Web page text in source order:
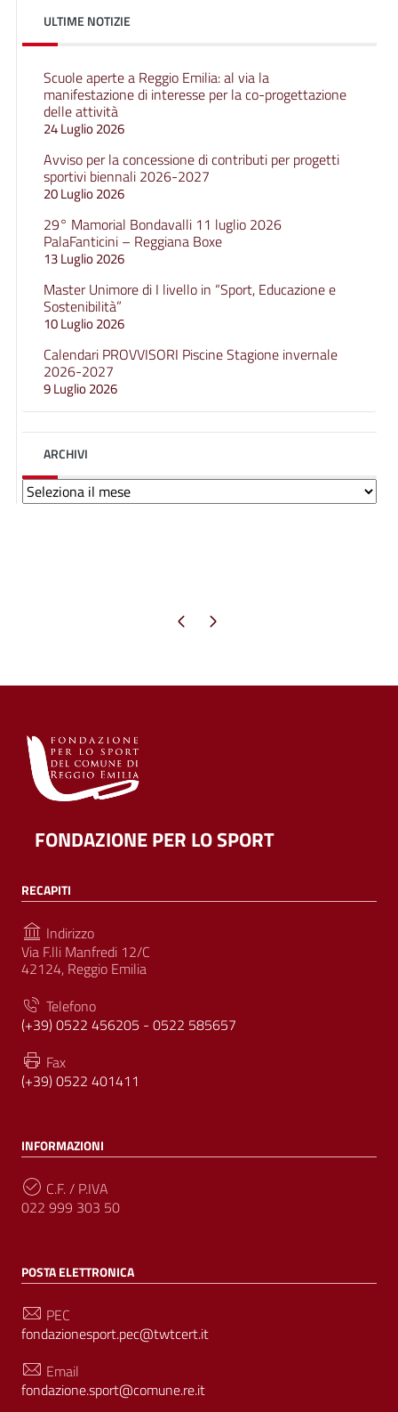
ULTIME NOTIZIE
Scuole aperte a Reggio Emilia: al via la
manifestazione di interesse per la co-progettazione
delle attività
24 Luglio 2026
Avviso per la concessione di contributi per progetti
sportivi biennali 2026-2027
20 Luglio 2026
29° Mamorial Bondavalli 11 luglio 2026
PalaFanticini – Reggiana Boxe
13 Luglio 2026
Master Unimore di I livello in “Sport, Educazione e
Sostenibilità”
10 Luglio 2026
Calendari PROVVISORI Piscine Stagione invernale
2026-2027
9 Luglio 2026
ARCHIVI
Archivi
Pagina precedente
Pagina successiva
FONDAZIONE PER LO SPORT
RECAPITI
Indirizzo
Via F.lli Manfredi 12/C
42124, Reggio Emilia
Telefono
(+39) 0522 456205 - 0522 585657
Fax
(+39) 0522 401411
INFORMAZIONI
C.F. / P.IVA
022 999 303 50
POSTA ELETTRONICA
PEC
fondazionesport.pec@twtcert.it
Email
fondazione.sport@comune.re.it